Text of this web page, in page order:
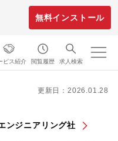
無料インストール
ビス紹介 閲覧履歴 求人検索
更新日：2026.01.28
ンジニアリング社